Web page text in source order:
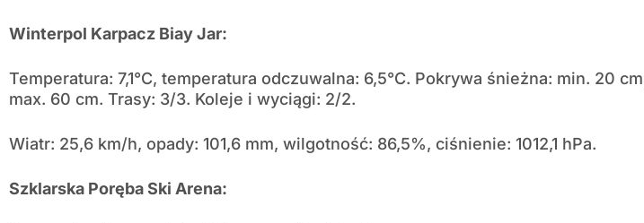
Winterpol Karpacz Biay Jar:
Temperatura: 7,1°C, temperatura odczuwalna: 6,5°C. Pokrywa śnieżna: min. 20
max. 60 cm. Trasy: 3/3. Koleje i wyciągi: 2/2.
Wiatr: 25,6 km/h, opady: 101,6 mm, wilgotność: 86,5%, ciśnienie: 1012,1 hPa.
Szklarska Poręba Ski Arena: